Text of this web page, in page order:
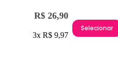
R$ 26,90
3x R$ 9,97
Selecionar